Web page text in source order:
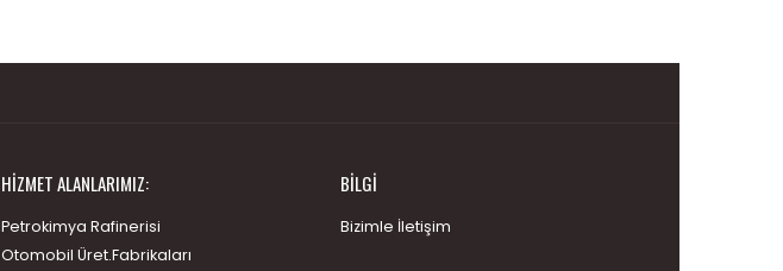
HIZMET ALANLARIMIZ:
Petrokimya Rafinerisi
Otomobil Üret.Fabrikaları
BILGI
Bizimle İletişim